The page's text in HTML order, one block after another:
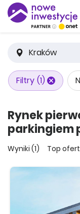
Kraków
Filtry (1)
Rynek
parkingiem
Wyniki (1) Top